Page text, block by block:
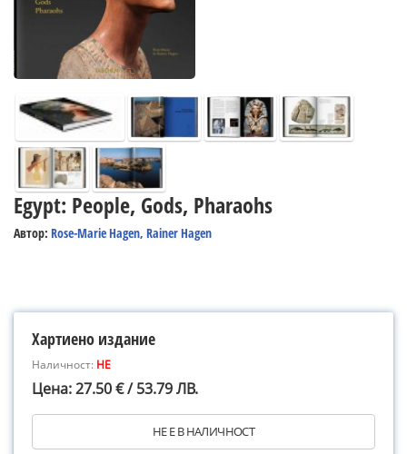
Egypt: People, Gods, Pharaohs
Автор: Rose-Marie Hagen, Rainer Hagen
Хартиено издание
Наличност: НЕ
Цена: 27.50 € / 53.79 ЛВ.
НЕ Е В НАЛИЧНОСТ